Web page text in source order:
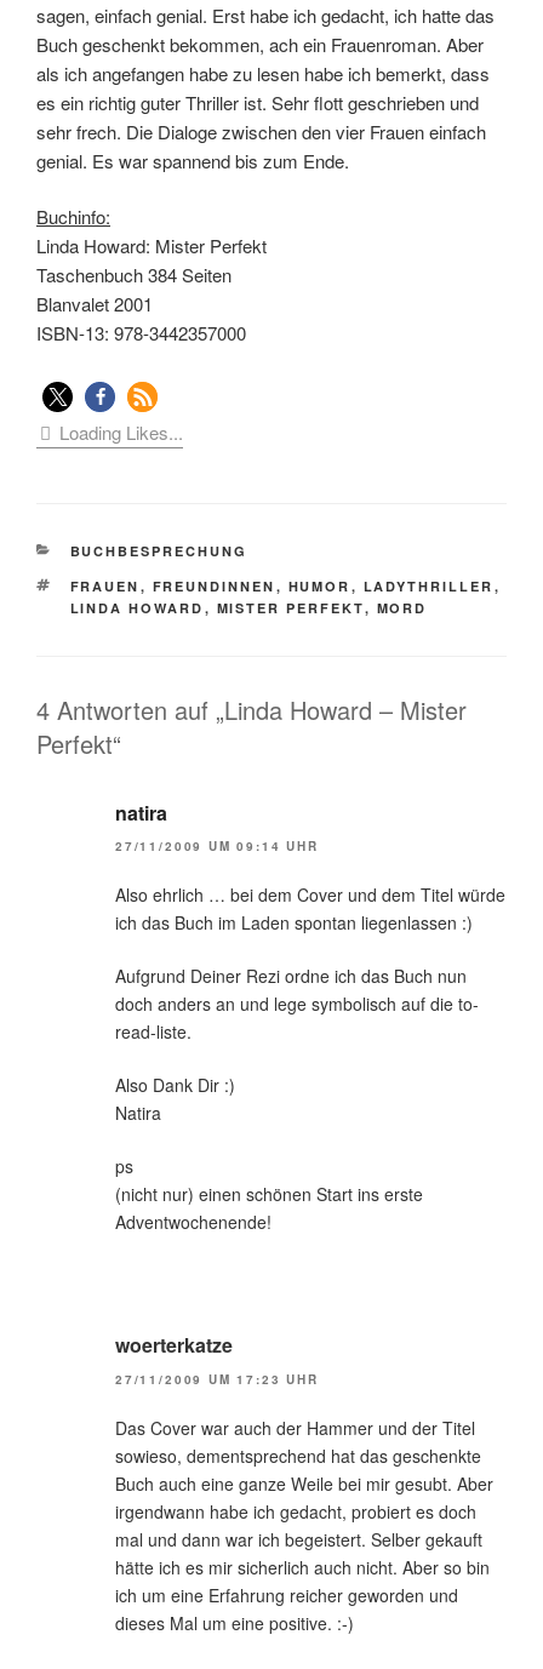
sagen, einfach genial. Erst habe ich gedacht, ich hatte das
Buch geschenkt bekommen, ach ein Frauenroman. Aber
als ich angefangen habe zu lesen habe ich bemerkt, dass
es ein richtig guter Thriller ist. Sehr flott geschrieben und
sehr frech. Die Dialoge zwischen den vier Frauen einfach
genial. Es war spannend bis zum Ende.
Buchinfo:
Linda Howard: Mister Perfekt
Taschenbuch 384 Seiten
Blanvalet 2001
ISBN-13: 978-3442357000
Loading Likes...
KATEGORIEN
BUCHBESPRECHUNG
SCHLAGWÖRTER
FRAUEN , FREUNDINNEN , HUMOR , LADYTHRILLER ,
LINDA HOWARD , MISTER PERFEKT, MORD
4 Antworten auf „Linda Howard – Mister
Perfekt“
natira
27/11/2009 UM 09:14 UHR
Also ehrlich … bei dem Cover und dem Titel würde
ich das Buch im Laden spontan liegenlassen :)
Aufgrund Deiner Rezi ordne ich das Buch nun
doch anders an und lege symbolisch auf die to-
read-liste.
Also Dank Dir :)
Natira
ps
(nicht nur) einen schönen Start ins erste
Adventwochenende!
woerterkatze
27/11/2009 UM 17:23 UHR
Das Cover war auch der Hammer und der Titel
sowieso, dementsprechend hat das geschenkte
Buch auch eine ganze Weile bei mir gesubt. Aber
irgendwann habe ich gedacht, probiert es doch
mal und dann war ich begeistert. Selber gekauft
hätte ich es mir sicherlich auch nicht. Aber so bin
ich um eine Erfahrung reicher geworden und
dieses Mal um eine positive. :-)